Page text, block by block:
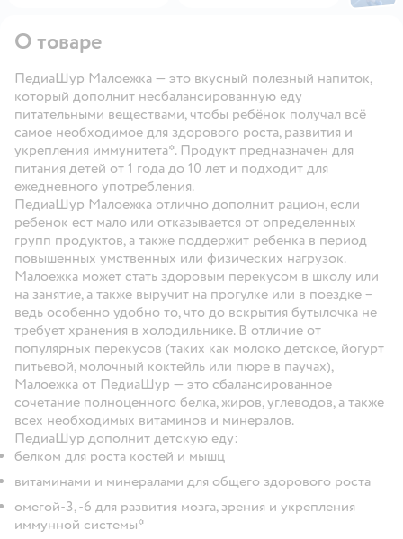
О товаре
ПедиаШур Малоежка — это вкусный полезный напиток,
который дополнит несбалансированную еду
питательными веществами, чтобы ребёнок получал всё
самое необходимое для здорового роста, развития и
укрепления иммунитета*. Продукт предназначен для
питания детей от 1 года до 10 лет и подходит для
ежедневного употребления.
ПедиаШур Малоежка отлично дополнит рацион, если
ребенок ест мало или отказывается от определенных
групп продуктов, а также поддержит ребенка в период
повышенных умственных или физических нагрузок.
Малоежка может стать здоровым перекусом в школу или
на занятие, а также выручит на прогулке или в поездке –
ведь особенно удобно то, что до вскрытия бутылочка не
требует хранения в холодильнике. В отличие от
популярных перекусов (таких как молоко детское, йогурт
питьевой, молочный коктейль или пюре в паучах),
Малоежка от ПедиаШур — это сбалансированное
сочетание полноценного белка, жиров, углеводов, а также
всех необходимых витаминов и минералов.
ПедиаШур дополнит детскую еду:
белком для роста костей и мышц
витаминами и минералами для общего здорового роста
омегой-3, -6 для развития мозга, зрения и укрепления
иммунной системы*